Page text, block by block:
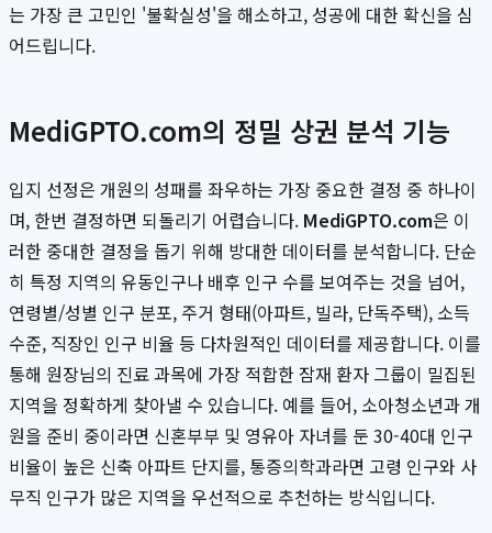
는 가장 큰 고민인 '불확실성'을 해소하고, 성공에 대한 확신을 심
어드립니다.
MediGPTO.com의 정밀 상권 분석 기능
입지 선정은 개원의 성패를 좌우하는 가장 중요한 결정 중 하나이
며, 한번 결정하면 되돌리기 어렵습니다. MediGPTO.com은 이
러한 중대한 결정을 돕기 위해 방대한 데이터를 분석합니다. 단순
히 특정 지역의 유동인구나 배후 인구 수를 보여주는 것을 넘어,
연령별/성별 인구 분포, 주거 형태(아파트, 빌라, 단독주택), 소득
수준, 직장인 인구 비율 등 다차원적인 데이터를 제공합니다. 이를
통해 원장님의 진료 과목에 가장 적합한 잠재 환자 그룹이 밀집된
지역을 정확하게 찾아낼 수 있습니다. 예를 들어, 소아청소년과 개
원을 준비 중이라면 신혼부부 및 영유아 자녀를 둔 30-40대 인구
비율이 높은 신축 아파트 단지를, 통증의학과라면 고령 인구와 사
무직 인구가 많은 지역을 우선적으로 추천하는 방식입니다.